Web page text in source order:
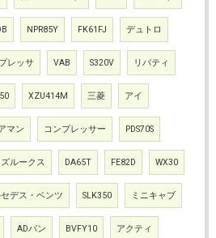
NPR85Y FK61FJ デュトロ
レッサ VAB S320V リバティ
XZU414M 三菱 アイ
マン コンプレッサー PDS70S
ルークス DA65T FE82D WX30
デス・ベンツ SLK350 ミニキャブ
ADバン BVFY10 アクティ